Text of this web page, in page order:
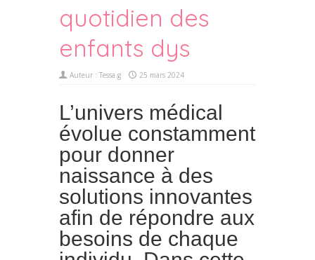
quotidien des
enfants dys
Auteur : Tessa.g 25 mars 2024
L’univers médical
évolue constamment
pour donner
naissance à des
solutions innovantes
afin de répondre aux
besoins de chaque